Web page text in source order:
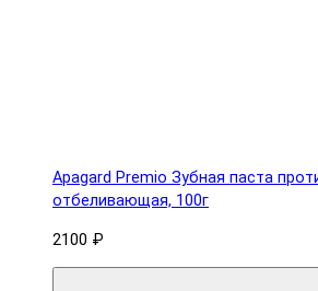
Apagard Premio Зубная паста
отбеливающая, 100г
2100 ₽